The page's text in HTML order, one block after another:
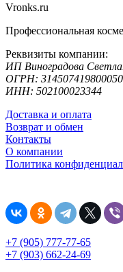
Vronks.ru
Профессиональная
Реквизиты компании:
ИП Виноградова
ОГРН: 314507419800050
ИНН: 502100023344
Доставка и оплата
Возврат и обмен
Контакты
О компании
Политика
+7 (905) 777-77-65
+7 (903) 662-24-69